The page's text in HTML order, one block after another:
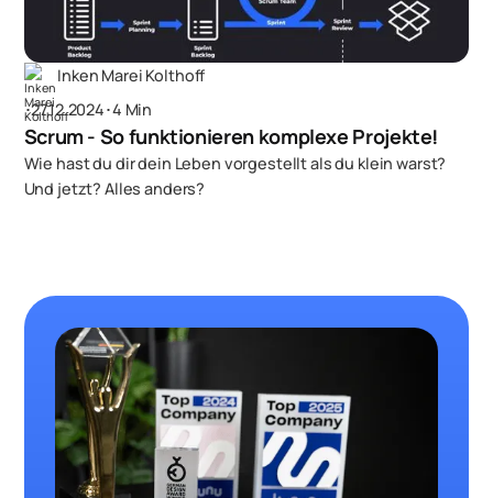
Inken Marei Kolthoff
･27.12.2024･4 Min
Scrum - So funktionieren komplexe Projekte!
Wie hast du dir dein Leben vorgestellt als du klein warst?
Und jetzt? Alles anders?